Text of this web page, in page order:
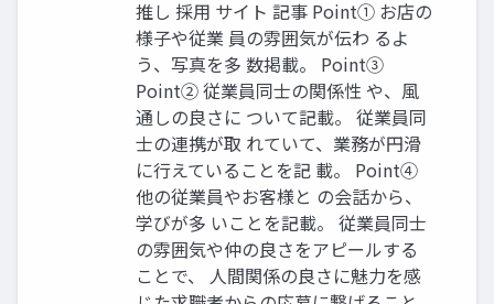
推し 採⽤ サイト 記事 Point① お店の
様⼦や従業 員の雰囲気が伝わ るよ
う、写真を多 数掲載。 Point③
Point② 従業員同⼠の関係性 や、⾵
通しの良さに ついて記載。 従業員同
⼠の連携が取 れていて、業務が円滑
に⾏えていることを記 載。 Point④
他の従業員やお客様と の会話から、
学びが多 いことを記載。 従業員同⼠
の雰囲気や仲の良さをアピールする
ことで、 ⼈間関係の良さに魅⼒を感